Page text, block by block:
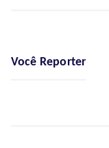
Você Reporter